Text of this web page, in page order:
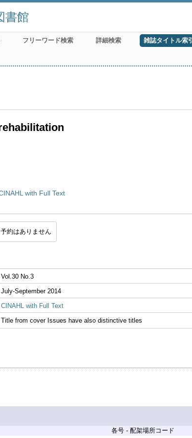
書館
フリーワード検索 詳細検索 雑誌タイトル索引
with Full Text
予約はありません
Vol.30 No.3
July-September 2014
CINAHL with Full Text
Title from cover Issues have also distinctive titles
各号 - 配架場所コード